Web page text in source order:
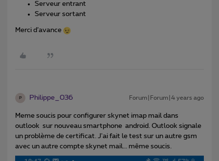
Serveur entrant
Serveur sortant
Merci d’avance
P Philippe_036 Forum|Forum|4 years ago
Meme soucis pour configurer skynet imap mail dans
outlook sur nouveau smartphone android. Outlook signale
un problème de certificat. J'ai fait le test sur un autre gsm
avec un autre compte skynet mail... même soucis.